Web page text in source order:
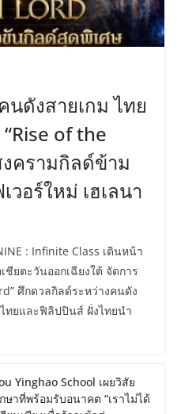
นดังสายเกม ไทย
of the
ครามกิลด์ข้าม
วอร์ใหม่ เฮเลนา
: Infinite Class เดินหน้า
ยตะวันออกเฉียงใต้ จัดการ
ศึกดวลกิลด์ระหว่างคนดัง
ทยและฟิลิปปินส์ ฝั่งไทยนำ
Yinghao School เผยวิสัย
าที่พร้อมรับอนาคต “เราไม่ได้